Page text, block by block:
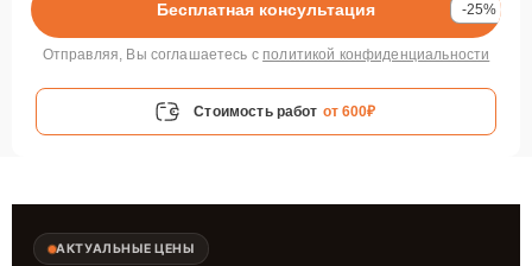
Бесплатная консультация -25%
Отправляя, Вы соглашаетесь с политикой конфиденциальности
Стоимость работ от 600₽
АКТУАЛЬНЫЕ ЦЕНЫ